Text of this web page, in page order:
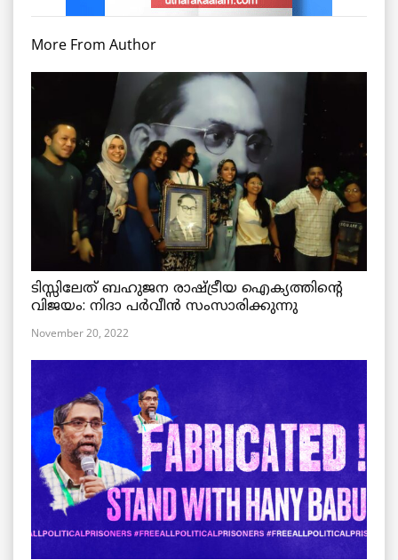
More From Author
ടിസ്സിലേത് ബഹുജന രാഷ്ട്രീയ ഐക്യത്തിന്റെ
വിജയം: നിദാ പർവീൻ സംസാരിക്കുന്നു
November 20, 2022